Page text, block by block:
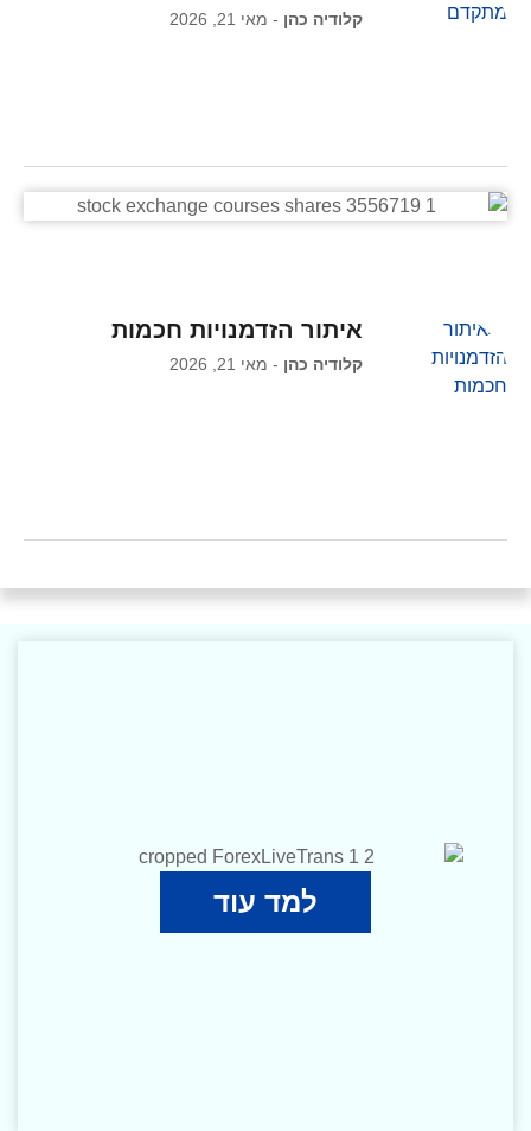
קלודיה כהן מאי 21, 2026
איתור הזדמנויות חכמות
קלודיה כהן מאי 21, 2026
למד עוד